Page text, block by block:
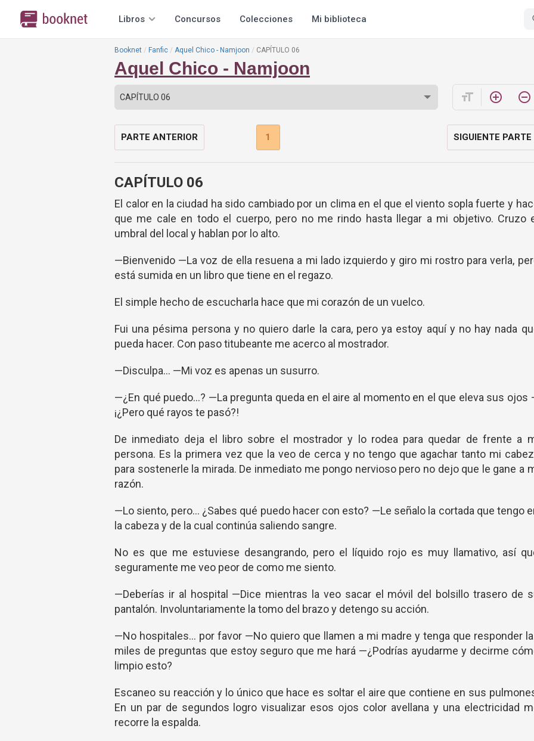
Libros Concursos Colecciones Mi biblioteca
Booknet Fanfic Aquel Chico - Namjoon CAPÍTULO 06
Aquel Chico - Namjoon
format_size add_circle_outline remove_circle_outline
PARTE ANTERIOR 1 SIGUIENTE PARTE
CAPÍTULO 06
El calor en la ciudad ha sido cambiado por un clima en el que el viento sopla fuerte y
que me cale en todo el cuerpo, pero no me rindo hasta llegar a mi objetivo. Cruzo
umbral del local y hablan por lo alto.
—Bienvenido —La voz de ella resuena a mi lado izquierdo y giro mi rostro para verla,
está sumida en un libro que tiene en el regazo.
El simple hecho de escucharla hace que mi corazón de un vuelco.
Fui una pésima persona y no quiero darle la cara, pero ya estoy aquí y no hay nada
pueda hacer. Con paso titubeante me acerco al mostrador.
—Disculpa... —Mi voz es apenas un susurro.
—¿En qué puedo...? —La pregunta queda en el aire al momento en el que eleva sus ojos
¡¿Pero qué rayos te pasó?!
De inmediato deja el libro sobre el mostrador y lo rodea para quedar de frente a
persona. Es la primera vez que la veo de cerca y no tengo que agachar tanto mi
para sostenerle la mirada. De inmediato me pongo nervioso pero no dejo que le gane a
razón.
—Lo siento, pero... ¿Sabes qué puedo hacer con esto? —Le señalo la cortada que tengo
la cabeza y de la cual continúa saliendo sangre.
No es que me estuviese desangrando, pero el líquido rojo es muy llamativo, así
seguramente me veo peor de como me siento.
—Deberías ir al hospital —Dice mientras la veo sacar el móvil del bolsillo trasero de
pantalón. Involuntariamente la tomo del brazo y detengo su acción.
—No hospitales... por favor —No quiero que llamen a mi madre y tenga que responder
miles de preguntas que estoy seguro que me hará —¿Podrías ayudarme y decirme
limpio esto?
Escaneo su reacción y lo único que hace es soltar el aire que contiene en sus
En un par de segundos logro visualizar esos ojos color avellana y una electricidad
recorre la espalda.